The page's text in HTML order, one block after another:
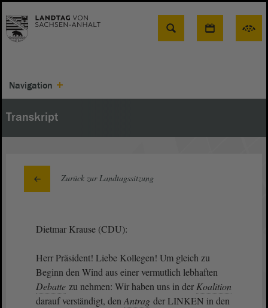
Suche
Navigation
Transkript
Zurück zur Landtagssitzung
Dietmar Krause (CDU):
Herr Präsident! Liebe Kollegen! Um gleich zu
Beginn den Wind aus einer vermutlich lebhaften
Debatte zu nehmen: Wir haben uns in der Koalition
darauf verständigt, den Antrag der LINKEN in den